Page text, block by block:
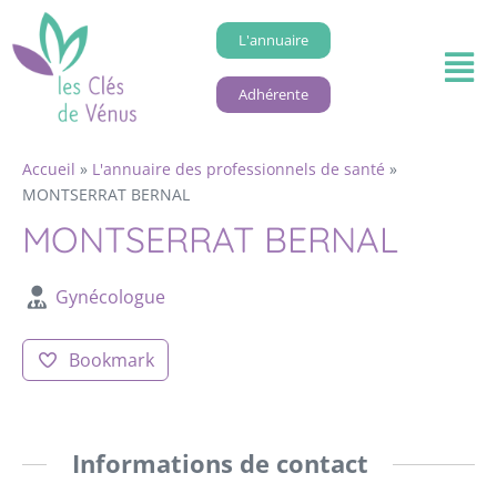
L'annuaire
Adhérente
Accueil » L'annuaire des professionnels de santé »
MONTSERRAT BERNAL
MONTSERRAT BERNAL
Gynécologue
Bookmark
Informations de contact